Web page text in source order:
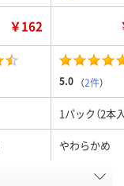
￥162
5.0 （2件）
1パック（2本
やわらかめ
仕上げみがき